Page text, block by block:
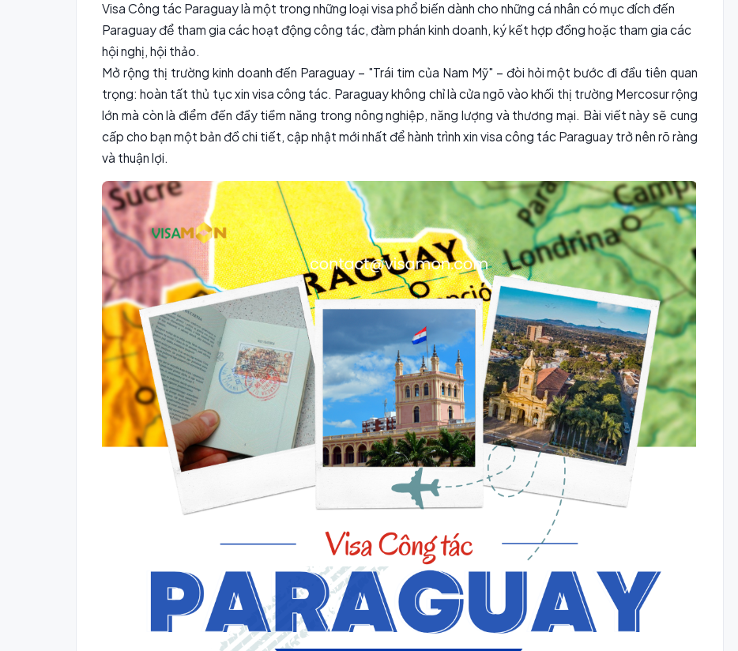
Visa Công tác Paraguay là một trong những loại visa phổ biến dành cho những cá nhân có mục đích đến
Paraguay để tham gia các hoạt động công tác, đàm phán kinh doanh, ký kết hợp đồng hoặc tham gia các
hội nghị, hội thảo.
Mở rộng thị trường kinh doanh đến Paraguay – "Trái tim của Nam Mỹ" – đòi hỏi một bước đi đầu tiên quan
trọng: hoàn tất thủ tục xin visa công tác. Paraguay không chỉ là cửa ngõ vào khối thị trường Mercosur rộng
lớn mà còn là điểm đến đầy tiềm năng trong nông nghiệp, năng lượng và thương mại. Bài viết này sẽ cung
cấp cho bạn một bản đồ chi tiết, cập nhật mới nhất để hành trình xin visa công tác Paraguay trở nên rõ ràng
và thuận lợi.